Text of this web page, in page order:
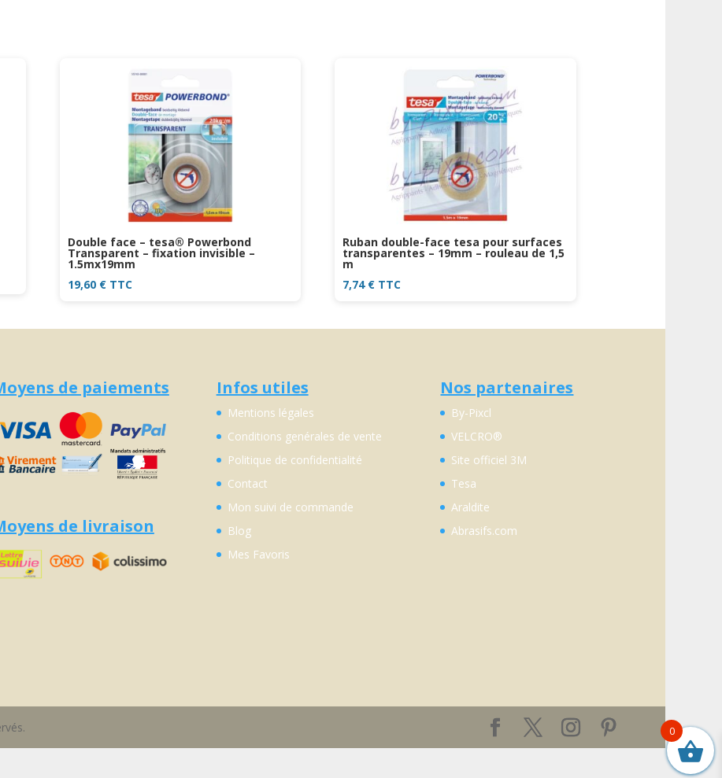
Double face – tesa® Powerbond
Transparent – fixation invisible –
1.5mx19mm
19,60 € TTC
Ruban double-face tesa pour surfaces
transparentes – 19mm – rouleau de 1,5
m
7,74 € TTC
de paiements
de livraison
Infos utiles
Mentions légales
Conditions genérales de vente
Politique de confidentialité
Contact
Mon suivi de commande
Blog
Mes Favoris
Nos partenaires
By-Pixcl
VELCRO®
Site officiel 3M
Tesa
Araldite
Abrasifs.com
0